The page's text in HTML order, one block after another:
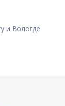
и Вологде.